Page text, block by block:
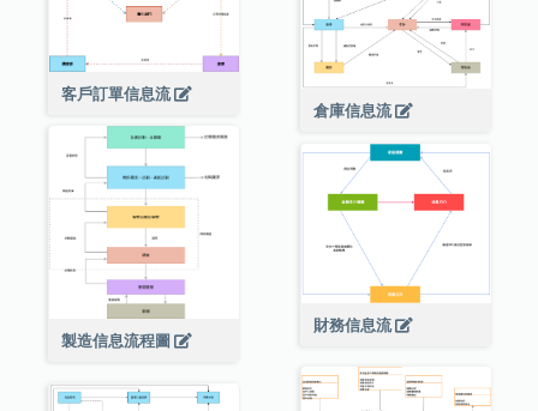
客戶訂單信息流
倉庫信息流
製造信息流程圖
財務信息流